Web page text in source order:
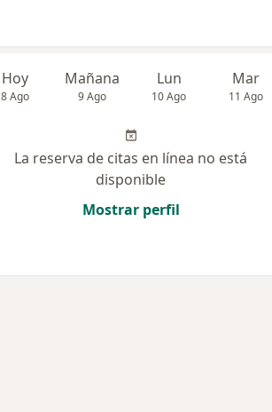
Hoy
8 Ago
Mañana
9 Ago
Lun
10 Ago
Mar
11 Ago
La reserva de citas en línea no está
disponible
Mostrar perfil